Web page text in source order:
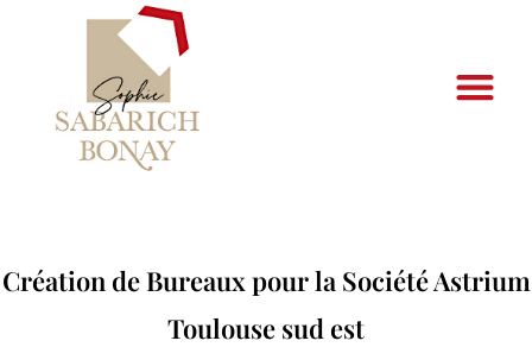
Création de Bureaux pour la Société Astrium
Toulouse sud est